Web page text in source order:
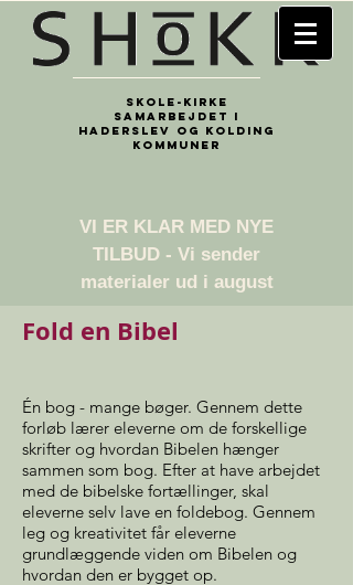
Skole-kirke
samarbejdet i
Haderslev og Kolding
kommuner
​VI ER KLAR MED NYE
TILBUD - Vi sender
materialer ud i august
Fold en Bibel
Én bog - mange bøger. Gennem dette
forløb lærer eleverne om de forskellige
skrifter og hvordan Bibelen hænger
sammen som bog. Efter at have arbejdet
med de bibelske fortællinger, skal
eleverne selv lave en foldebog. Gennem
leg og kreativitet får eleverne
grundlæggende viden om Bibelen og
hvordan den er bygget op.